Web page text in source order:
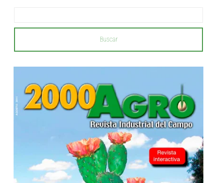
Buscar